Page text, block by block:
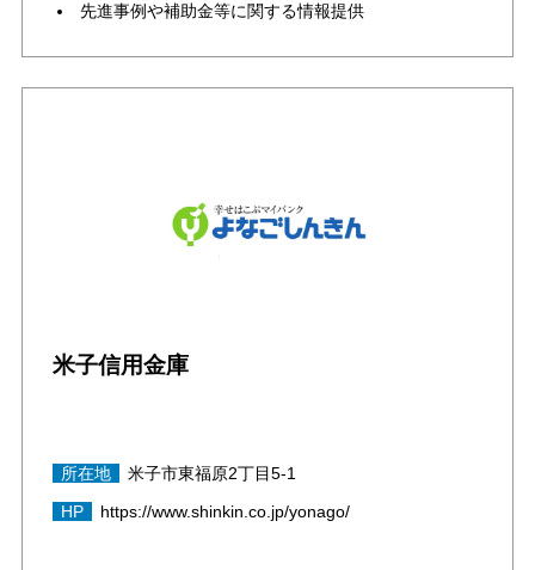
先進事例や補助金等に関する情報提供
米子信用金庫
所在地
米子市東福原2丁目5-1
HP
https://www.shinkin.co.jp/yonago/